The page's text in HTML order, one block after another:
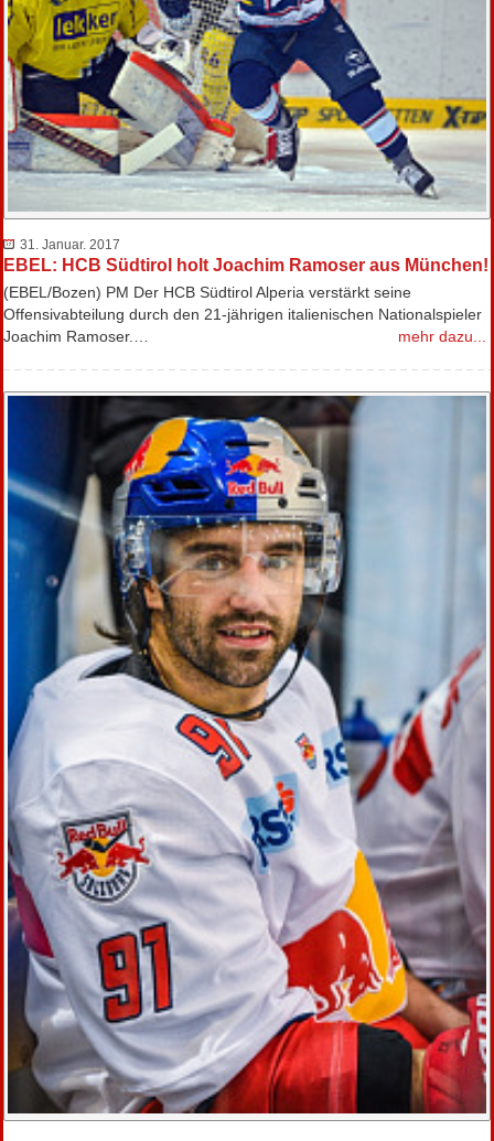
31. Januar. 2017
EBEL: HCB Südtirol holt Joachim Ramoser aus München!
(EBEL/Bozen) PM Der HCB Südtirol Alperia verstärkt seine
Offensivabteilung durch den 21-jährigen italienischen Nationalspieler
Joachim Ramoser.…
mehr dazu...